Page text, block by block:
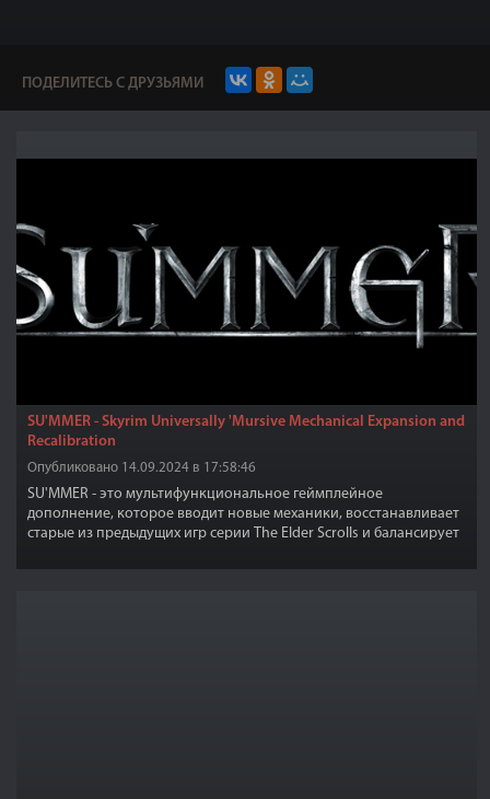
ПОДЕЛИТЕСЬ С ДРУЗЬЯМИ
SU'MMER - Skyrim Universally 'Mursive Mechanical Expansion and
Recalibration
Опубликовано 14.09.2024 в 17:58:46
SU'MMER - это мультифункциональное геймплейное
дополнение, которое вводит новые механики, восстанавливает
старые из предыдущих игр серии The Elder Scrolls и балансирует